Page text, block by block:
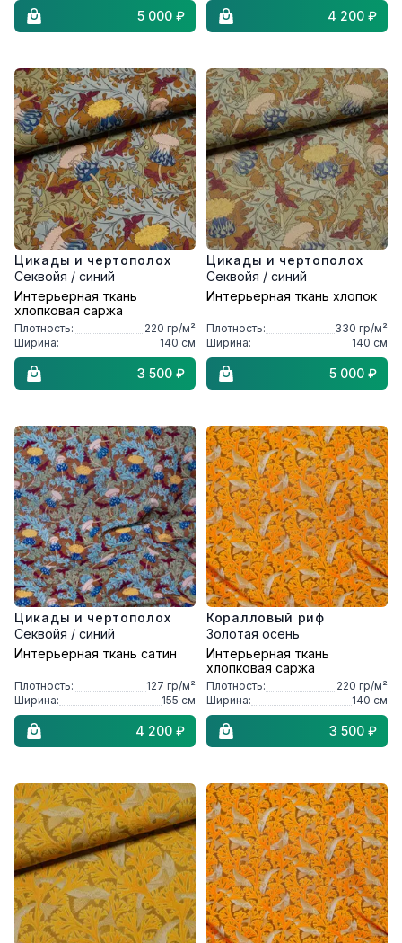
5 000 ₽ 4 200 ₽
Цикады и чертополох
Секвойя / синий
Интерьерная ткань
хлопковая саржа
Плотность: 220 гр/м²
Ширина:
140 см
3 500 ₽
Цикады и чертополох
Секвойя / синий
Интерьерная ткань хлопок
Плотность: 330 гр/м²
Ширина:
140 см
5 000 ₽
Цикады и чертополох
Секвойя / синий
Интерьерная ткань сатин
Плотность: 127 гр/м²
Ширина:
155 см
4 200 ₽
Коралловый риф
Золотая осень
Интерьерная ткань
хлопковая саржа
Плотность: 220 гр/м²
Ширина:
140 см
3 500 ₽